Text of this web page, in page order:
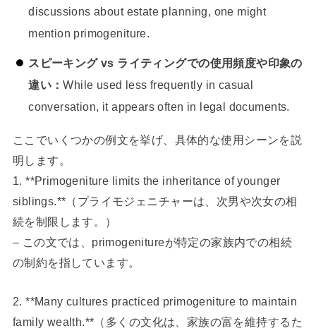
discussions about estate planning, one might
mention primogeniture.
スピーキング vs ライティングでの使用頻度や印象の
違い：While used less frequently in casual
conversation, it appears often in legal documents.
ここでいくつかの例文を挙げ、具体的な使用シーンを説
明します。
1. **Primogeniture limits the inheritance of younger
siblings.**（プライモジェニチャーは、次男や次女の相
続を制限します。）
– この文では、primogenitureが特定の家族内での相続
の制約を指しています。
2. **Many cultures practiced primogeniture to maintain
family wealth.**（多くの文化は、家族の富を維持するた